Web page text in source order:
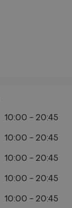
10:00 - 20:45
10:00 - 20:45
10:00 - 20:45
10:00 - 20:45
10:00 - 20:45